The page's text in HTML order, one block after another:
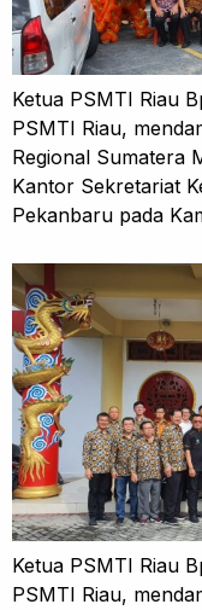
Ketua PSMTI Riau
PSMTI Riau,
Regional Sumatera
Kantor Sekretariat
Pekanbaru pada
Ketua PSMTI Riau
PSMTI Riau,